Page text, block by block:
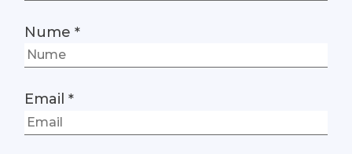
Nume*
Email*